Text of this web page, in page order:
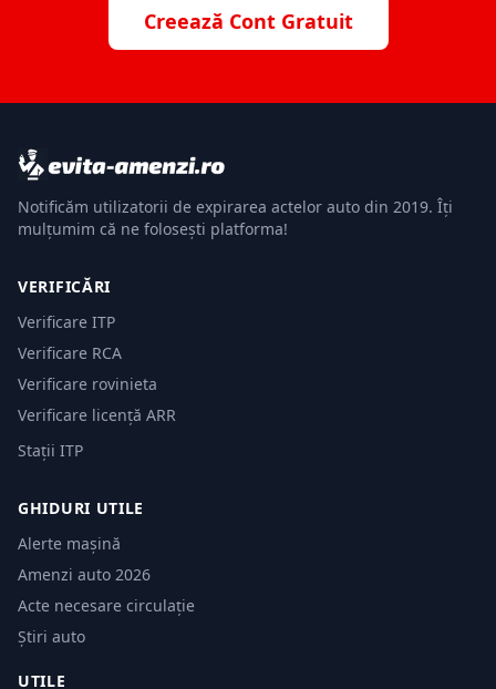
Creează Cont Gratuit
Notificăm utilizatorii de expirarea actelor auto din 2019. Îți
mulțumim că ne folosești platforma!
VERIFICĂRI
Verificare ITP
Verificare RCA
Verificare rovinieta
Verificare licență ARR
Stații ITP
GHIDURI UTILE
Alerte mașină
Amenzi auto 2026
Acte necesare circulație
Știri auto
UTILE